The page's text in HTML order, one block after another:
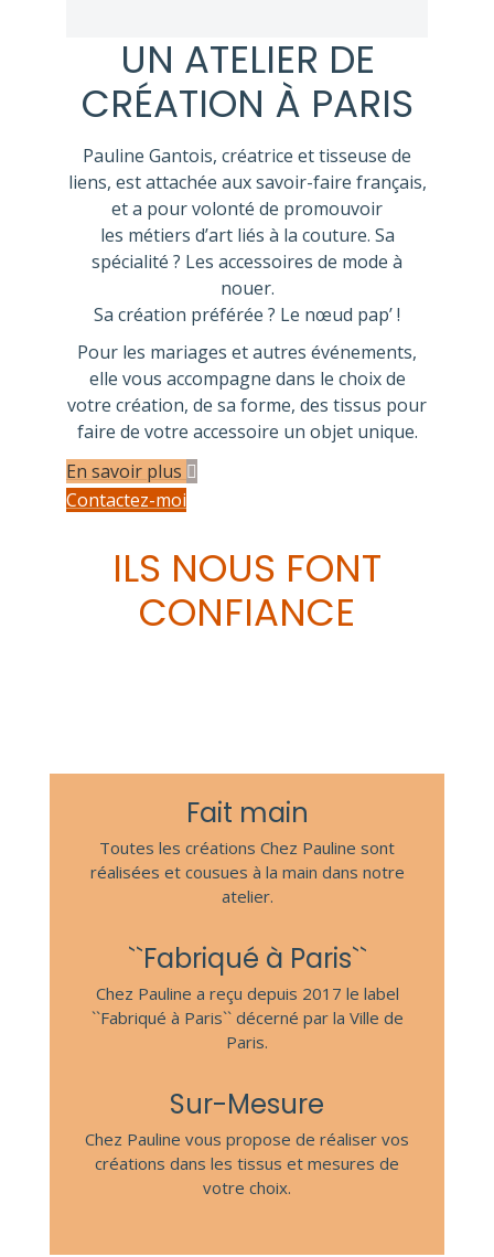
UN ATELIER DE
CRÉATION À PARIS
Pauline Gantois, créatrice et tisseuse de
liens, est attachée aux savoir-faire français,
et a pour volonté de promouvoir
les métiers d’art liés à la couture. Sa
spécialité ? Les accessoires de mode à
nouer.
Sa création préférée ? Le nœud pap’ !
Pour les mariages et autres événements,
elle vous accompagne dans le choix de
votre création, de sa forme, des tissus pour
faire de votre accessoire un objet unique.
En savoir plus
Contactez-moi
ILS NOUS FONT
CONFIANCE
Fait main
Toutes les créations Chez Pauline sont
réalisées et cousues à la main dans notre
atelier.
``Fabriqué à Paris``
Chez Pauline a reçu depuis 2017 le label
``Fabriqué à Paris`` décerné par la Ville de
Paris.
Sur-Mesure
Chez Pauline vous propose de réaliser vos
créations dans les tissus et mesures de
votre choix.